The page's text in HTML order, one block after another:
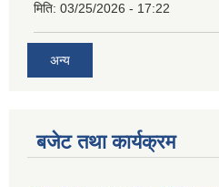
मिति: 03/25/2026 - 17:22
अन्य
बजेट तथा कार्यक्रम